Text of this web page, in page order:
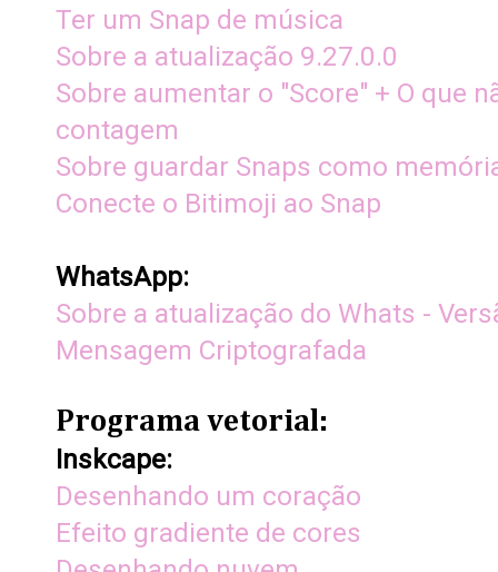
Ter um Snap de música
Sobre a atualização 9.27.0.0
Sobre aumentar o "Score" + O que
contagem
Sobre guardar Snaps como
Conecte o Bitimoji ao Snap
WhatsApp:
Sobre a atualização do Whats -
Mensagem Criptografada
Programa vetorial:
Inskcape:
Desenhando um coração
Efeito gradiente de cores